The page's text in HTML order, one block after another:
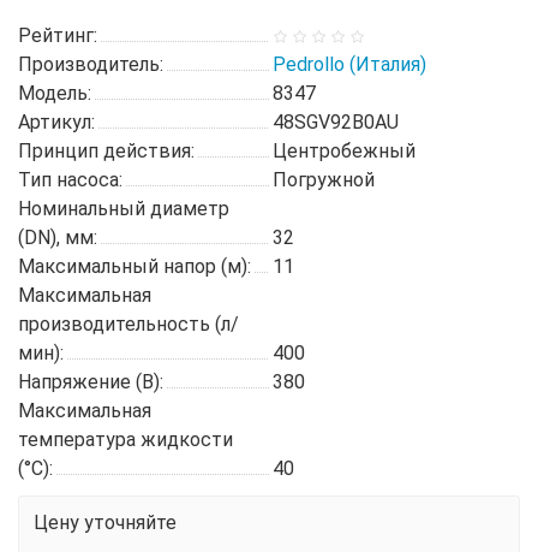
Рейтинг:
Производитель:
Pedrollo (Италия)
Модель:
8347
Артикул:
48SGV92B0AU
Принцип действия:
Центробежный
Тип насоса:
Погружной
Номинальный диаметр
(DN), мм:
32
Максимальный напор (м):
11
Максимальная
производительность (л/
мин):
400
Напряжение (В):
380
Максимальная
температура жидкости
(°C):
40
Цену уточняйте